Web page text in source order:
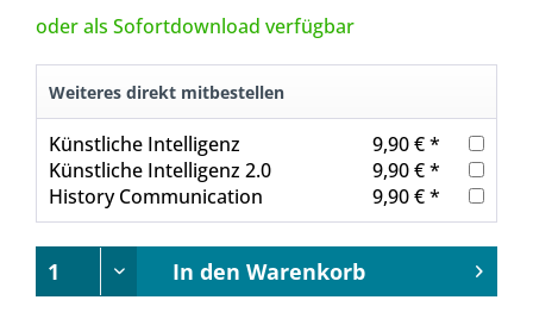
oder als Sofortdownload verfügbar
Weiteres direkt mitbestellen
Künstliche Intelligenz
9,90 € *
Künstliche Intelligenz 2.0
9,90 € *
History Communication
9,90 € *
In den Warenkorb